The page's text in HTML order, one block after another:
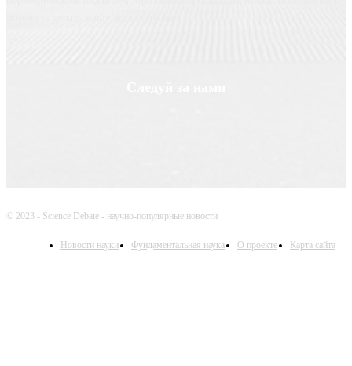
© 2023 - Science Debate - научно-популярные новости
Новости науки Фундаментальная наука О проекте Карта сайта